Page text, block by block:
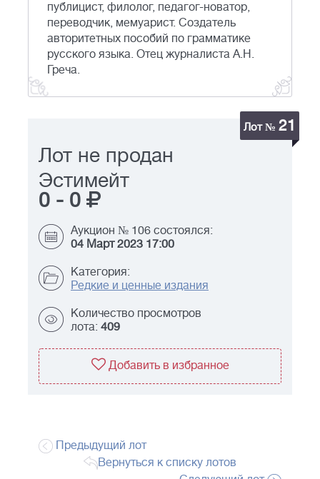
публицист, филолог, педагог-новатор,
переводчик, мемуарист. Создатель
авторитетных пособий по грамматике
русского языка. Отец журналиста А.Н.
Греча.
Лот № 21
Лот не продан
Эстимейт
0 - 0
Аукцион № 106 состоялся:
04 Март 2023 17:00
Категория:
Редкие и ценные издания
Количество просмотров
лота: 409
Добавить в избранное
Предыдущий лот
Вернуться к списку лотов